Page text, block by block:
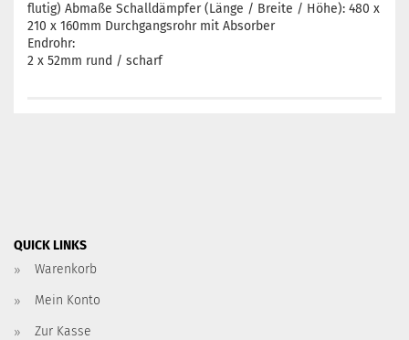
flutig) Abmaße Schalldämpfer (Länge / Breite / Höhe): 480 x
210 x 160mm Durchgangsrohr mit Absorber
Endrohr:
2 x 52mm rund / scharf
QUICK LINKS
Warenkorb
Mein Konto
Zur Kasse